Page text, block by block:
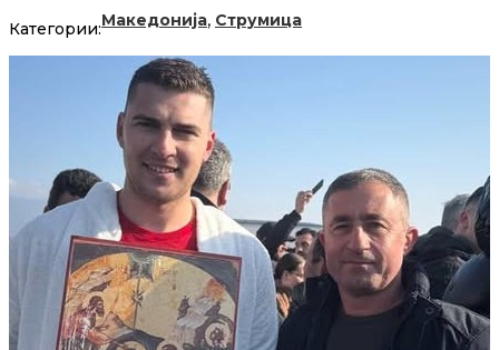
Категории:Македонија, Струмица